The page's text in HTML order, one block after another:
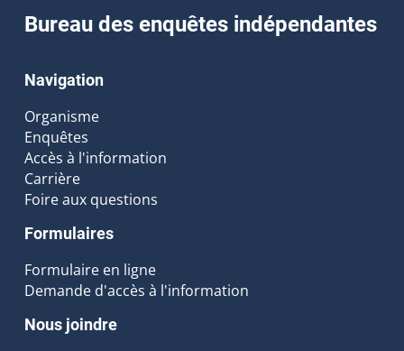
Bureau des enquêtes indépendantes
Navigation
Organisme
Enquêtes
Accès à l'information
Carrière
Foire aux questions
Formulaires
Formulaire en ligne
Demande d'accès à l'information
Nous joindre